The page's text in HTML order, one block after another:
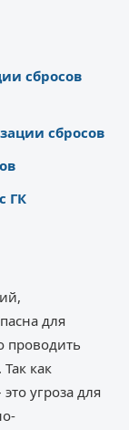
сбросов
сбросов
ГК
для
проводить
как
угроза для